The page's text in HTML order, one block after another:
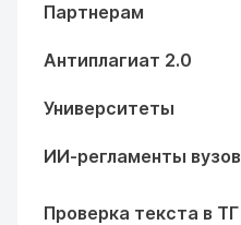
Партнерам
Антиплагиат 2.0
Университеты
ИИ-регламенты вузов
Проверка текста в ТГ